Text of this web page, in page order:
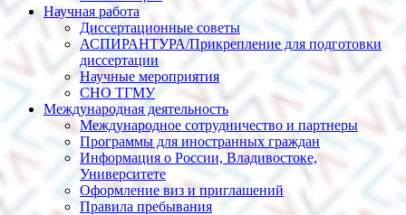
Научная работа
Диссертационные советы
АСПИРАНТУРА/Прикрепление для подготовки
диссертации
Научные мероприятия
СНО ТГМУ
Международная деятельность
Международное сотрудничество и партнеры
Программы для иностранных граждан
Информация о России, Владивостоке,
Университете
Оформление виз и приглашений
Правила пребывания